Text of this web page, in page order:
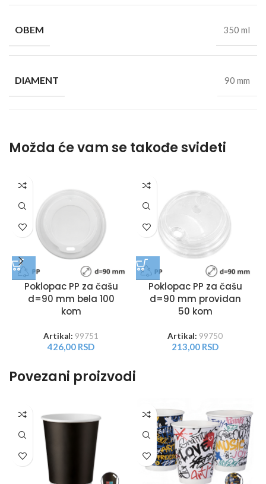
OBEM 350 ml
DIAMENT 90 mm
Možda će vam se takođe svideti
Poklopac PP za čašu
d=90 mm bela 100
kom
Artikal: 99751
426,00 RSD
Poklopac PP za čašu
d=90 mm providan
50 kom
Artikal: 99750
213,00 RSD
Povezani proizvodi